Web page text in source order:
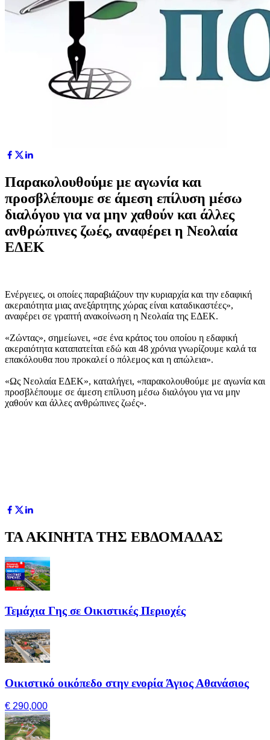
Παρακολουθούμε με αγωνία και
προσβλέπουμε σε άμεση επίλυση μέσω
διαλόγου για να μην χαθούν και άλλες
ανθρώπινες ζωές, αναφέρει η Νεολαία
ΕΔΕΚ
Ενέργειες, οι οποίες παραβιάζουν την κυριαρχία και την εδαφική
ακεραιότητα μιας ανεξάρτητης χώρας είναι καταδικαστέες»,
αναφέρει σε γραπτή ανακοίνωση η Νεολαία της ΕΔΕΚ.
«Ζώντας», σημείωνει, «σε ένα κράτος του οποίου η εδαφική
ακεραιότητα καταπατείται εδώ και 48 χρόνια γνωρίζουμε καλά τα
επακόλουθα που προκαλεί ο πόλεμος και η απώλεια».
«Ως Νεολαία ΕΔΕΚ», καταλήγει, «παρακολουθούμε με αγωνία και
προσβλέπουμε σε άμεση επίλυση μέσω διαλόγου για να μην
χαθούν και άλλες ανθρώπινες ζωές».
ΤΑ ΑΚΙΝΗΤΑ ΤΗΣ ΕΒΔΟΜΑΔΑΣ
Τεμάχια Γης σε Οικιστικές Περιοχές
Οικιστικό οικόπεδο στην ενορία Άγιος Αθανάσιος
€ 290,000